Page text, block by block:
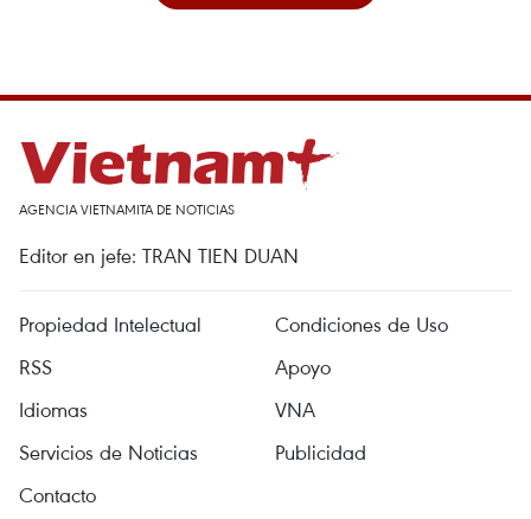
AGENCIA VIETNAMITA DE NOTICIAS
Editor en jefe: TRAN TIEN DUAN
Propiedad Intelectual
Condiciones de Uso
RSS
Apoyo
Idiomas
VNA
Servicios de Noticias
Publicidad
Contacto